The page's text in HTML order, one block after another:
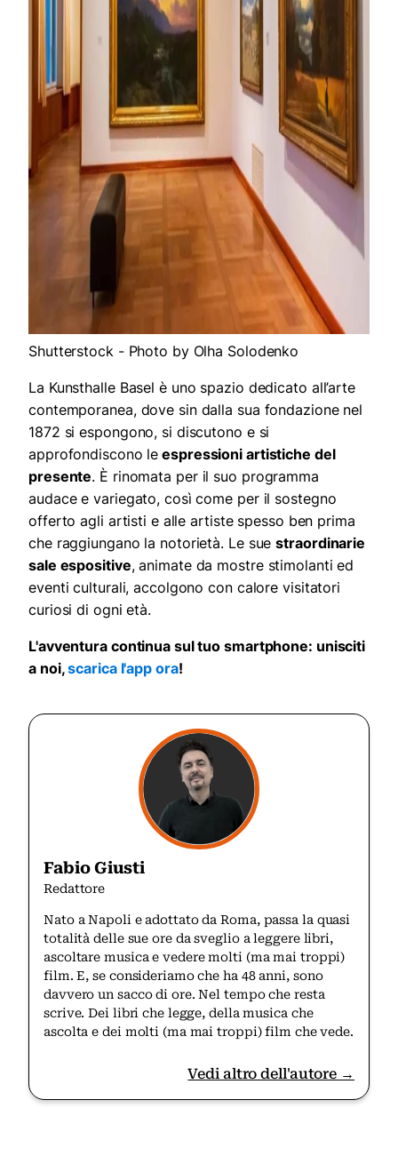
Shutterstock - Photo by Olha Solodenko
La Kunsthalle Basel è uno spazio dedicato all’arte
contemporanea, dove sin dalla sua fondazione nel
1872 si espongono, si discutono e si
approfondiscono le espressioni artistiche del
presente. È rinomata per il suo programma
audace e variegato, così come per il sostegno
offerto agli artisti e alle artiste spesso ben prima
che raggiungano la notorietà. Le suestraordinarie
sale espositive, animate da mostre stimolanti ed
eventi culturali, accolgono con calore visitatori
curiosi di ogni età.
L'avventura continua sul tuo smartphone: unisciti
a noi,scarica l'app ora!
Fabio Giusti
Redattore
Nato a Napoli e adottato da Roma, passa la quasi
totalità delle sue ore da sveglio a leggere libri,
ascoltare musica e vedere molti (ma mai troppi)
film. E, se consideriamo che ha 48 anni, sono
davvero un sacco di ore. Nel tempo che resta
scrive. Dei libri che legge, della musica che
ascolta e dei molti (ma mai troppi) film che vede.
Vedi altro dell'autore →